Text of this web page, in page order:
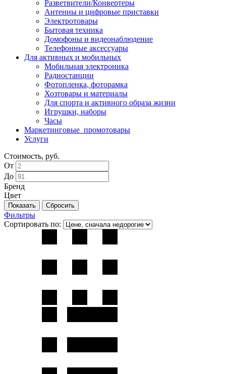
Разветвители/Конвертеры
Антенны и цифровые приставки
Электротовары
Бытовая техника
Домофоны и видеонаблюдение
Телефонные аксессуары
Для активных и мобильных
Мобильная электроника
Радиостанции
Фотопленка, фоторамка
Хозтовары и материалы
Для спорта и активного образа жизни
Игрушки, наборы
Часы
Маркетинговые_промотовары
Услуги
Стоимость, руб.
От
До
Бренд
Цвет
Фильтры
Сортировать по: